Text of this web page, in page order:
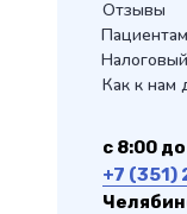
Пациентам
Отзывы
Как к нам
с 8:00
+7 (351)
Сведения об